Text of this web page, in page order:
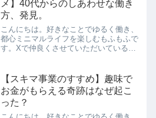
メ】40代からのしあわせな働き
方、発見。
こんにちは。好きなことでゆるく働き、
都心ミニマルライフを楽しむもふもふで
す。Xで仲良くさせていただいている、
んの気づきに、私も共感することばかり
です。週3派遣生活も4ヶ...
【スキマ事業のすすめ】趣味で
お金がもらえる奇跡はなぜ起こ
った？